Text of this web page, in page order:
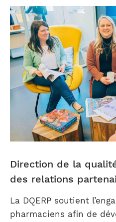
Direction de la
des relations
La DQERP soutient
pharmaciens afin de